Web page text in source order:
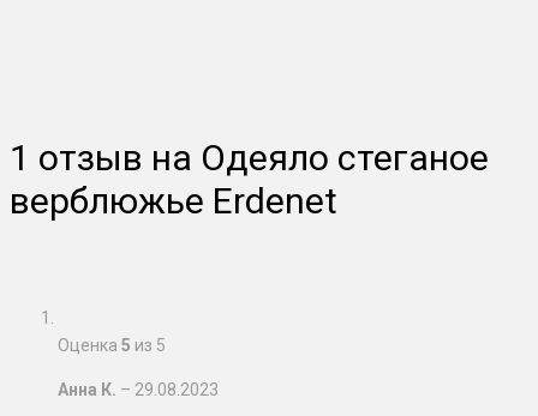
1 отзыв на Одеяло стеганое
верблюжье Erdenet
Оценка 5 из 5
Анна К. – 29.08.2023